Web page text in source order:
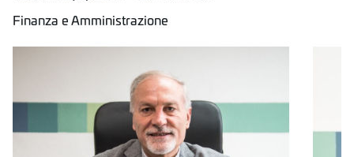
Finanza e Amministrazione